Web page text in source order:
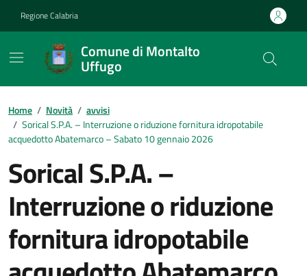
Regione Calabria
Comune di Montalto
Uffugo
Home / Novità / avvisi
/ Sorical S.P.A. – Interruzione o riduzione fornitura idropotabile
acquedotto Abatemarco – Sabato 10 gennaio 2026
Sorical S.P.A. –
Interruzione o riduzione
fornitura idropotabile